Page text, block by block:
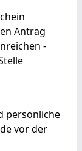
Antrag
-
persönliche
vor der